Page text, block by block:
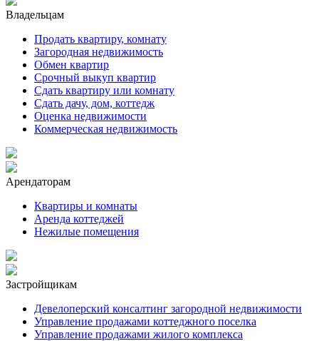
Владельцам
Продать квартиру, комнату
Загородная недвижимость
Обмен квартир
Срочный выкуп квартир
Сдать квартиру или комнату
Сдать дачу, дом, коттедж
Оценка недвижимости
Коммерческая недвижимость
Арендаторам
Квартиры и комнаты
Аренда коттеджей
Нежилые помещения
Застройщикам
Девелоперский консалтинг загородной недвижимости
Управление продажами коттеджного поселка
Управление продажами жилого комплекса